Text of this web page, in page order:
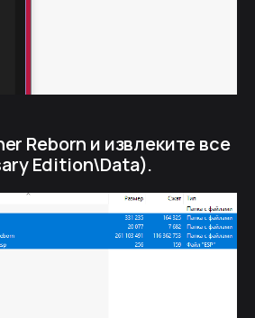
Reborn и извлеките все
Edition\Data).